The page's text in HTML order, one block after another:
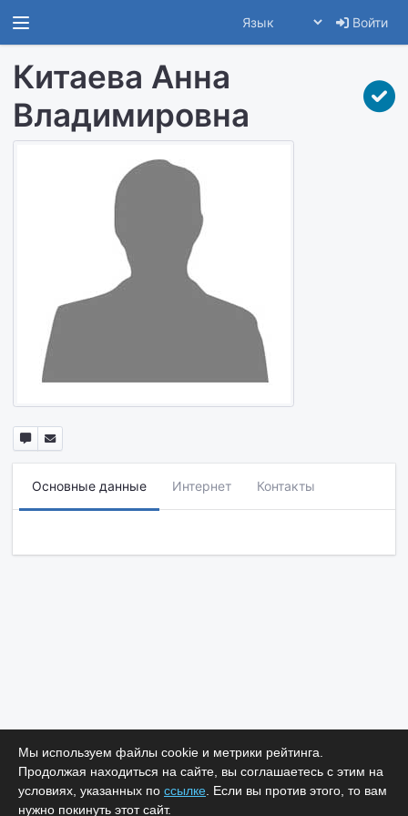
Войти
Китаева Анна
Владимировна
Основные данные Интернет Контакты
Мы используем файлы cookie и метрики рейтинга.
Продолжая находиться на сайте, вы соглашаетесь с этим на
условиях, указанных по ссылке . Если вы против этого, то вам
нужно покинуть этот сайт.